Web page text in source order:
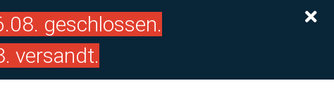
geschlossen.
versandt.